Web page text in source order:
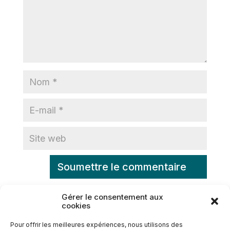
Gérer le consentement aux
cookies
Pour offrir les meilleures expériences, nous utilisons des
Soumettre le commentaire